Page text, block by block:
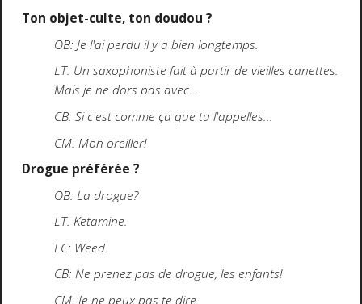
Ton objet-culte, ton doudou ?
OB: Je l'ai perdu il y a bien longtemps.
LT: Un saxophoniste fait à partir de vieilles canettes.
Mais je ne dors pas avec...
CB: Si c'est comme ça que tu l'appelles...
CM: Mon oreiller!
Drogue préférée ?
OB: La drogue?
LT: Ketamine.
LC: Weed.
CB: Ne prenez pas de drogue, les enfants!
CM: Je ne peux pas te dire.